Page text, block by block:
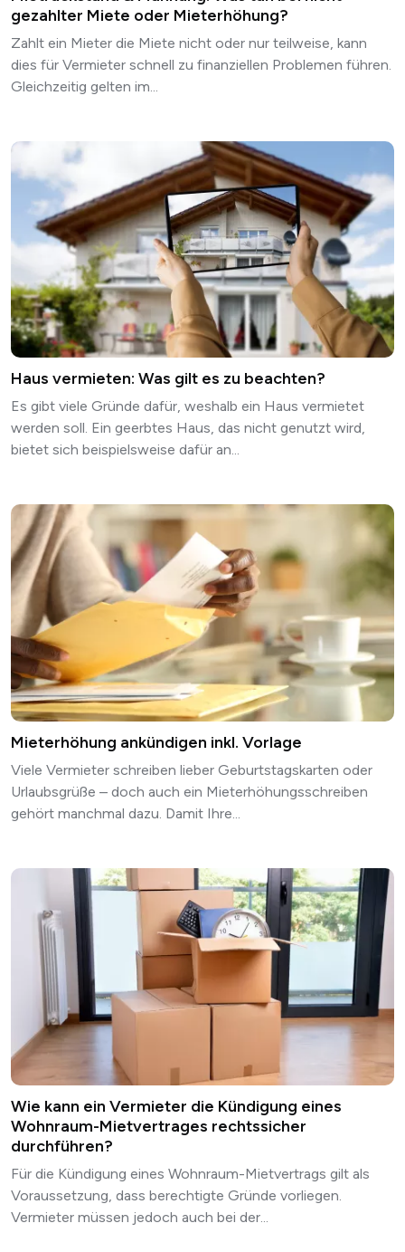
gezahlter Miete oder Mieterhöhung?
Zahlt ein Mieter die Miete nicht oder nur teilweise, kann
dies für Vermieter schnell zu finanziellen Problemen führen.
Gleichzeitig gelten im...
Haus vermieten: Was gilt es zu beachten?
Es gibt viele Gründe dafür, weshalb ein Haus vermietet
werden soll. Ein geerbtes Haus, das nicht genutzt wird,
bietet sich beispielsweise dafür an...
Mieterhöhung ankündigen inkl. Vorlage
Viele Vermieter schreiben lieber Geburtstagskarten oder
Urlaubsgrüße – doch auch ein Mieterhöhungsschreiben
gehört manchmal dazu. Damit Ihre...
Wie kann ein Vermieter die Kündigung eines
Wohnraum-Mietvertrages rechtssicher
durchführen?
Für die Kündigung eines Wohnraum-Mietvertrags gilt als
Voraussetzung, dass berechtigte Gründe vorliegen.
Vermieter müssen jedoch auch bei der...